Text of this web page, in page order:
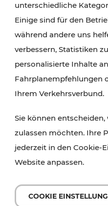
unterschiedliche
Einige sind für den
während andere uns
verbessern, Statistiken
personalisierte Inhalte
Fahrplanempfehlungen
Ihrem Verkehrsverbund.
Sie können
zulassen möchten. Ihre
jederzeit in den Cookie-
Website anpassen.
COOKIE